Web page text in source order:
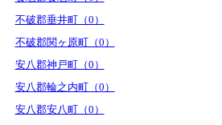
不破郡垂井町（0）
不破郡関ヶ原町（0）
安八郡神戸町（0）
安八郡輪之内町（0）
安八郡安八町（0）